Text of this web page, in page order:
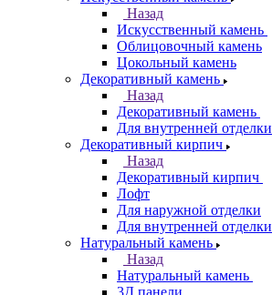
Назад
Искусственный камень
Облицовочный камень
Цокольный камень
Декоративный камень
Назад
Декоративный камень
Для внутренней отделки
Декоративный кирпич
Назад
Декоративный кирпич
Лофт
Для наружной отделки
Для внутренней отделки
Натуральный камень
Назад
Натуральный камень
3Д панели